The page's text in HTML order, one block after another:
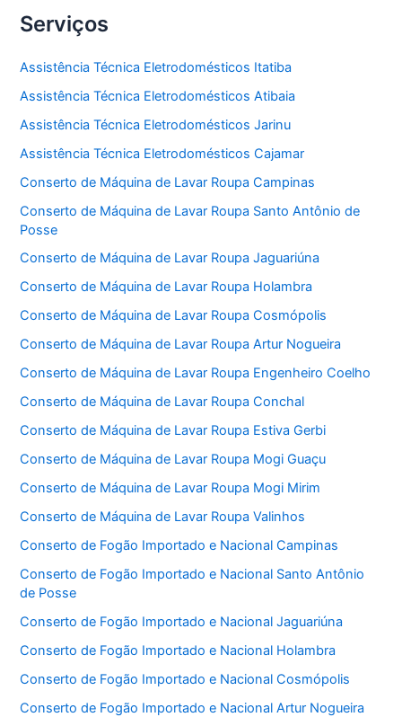
Serviços
Assistência Técnica Eletrodomésticos Itatiba
Assistência Técnica Eletrodomésticos Atibaia
Assistência Técnica Eletrodomésticos Jarinu
Assistência Técnica Eletrodomésticos Cajamar
Conserto de Máquina de Lavar Roupa Campinas
Conserto de Máquina de Lavar Roupa Santo Antônio de
Posse
Conserto de Máquina de Lavar Roupa Jaguariúna
Conserto de Máquina de Lavar Roupa Holambra
Conserto de Máquina de Lavar Roupa Cosmópolis
Conserto de Máquina de Lavar Roupa Artur Nogueira
Conserto de Máquina de Lavar Roupa Engenheiro Coelho
Conserto de Máquina de Lavar Roupa Conchal
Conserto de Máquina de Lavar Roupa Estiva Gerbi
Conserto de Máquina de Lavar Roupa Mogi Guaçu
Conserto de Máquina de Lavar Roupa Mogi Mirim
Conserto de Máquina de Lavar Roupa Valinhos
Conserto de Fogão Importado e Nacional Campinas
Conserto de Fogão Importado e Nacional Santo Antônio
de Posse
Conserto de Fogão Importado e Nacional Jaguariúna
Conserto de Fogão Importado e Nacional Holambra
Conserto de Fogão Importado e Nacional Cosmópolis
Conserto de Fogão Importado e Nacional Artur Nogueira